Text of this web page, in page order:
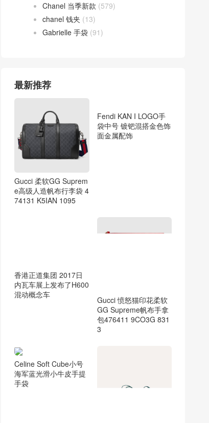
Chanel 当季新款 (579)
chanel 钱夹 (13)
Gabrielle 手袋 (91)
最新推荐
Gucci 柔软GG Suprem
e高级人造帆布行李袋 4
74131 K5IAN 1095
香港正道集团 2017日
内瓦车展上发布了H600
混动概念车
Gucci 愤怒猫印花柔软
GG Supreme帆布手拿
包476411 9CO3G 831
3
Celine Soft Cube小号
海军蓝光滑小牛皮手提
手袋